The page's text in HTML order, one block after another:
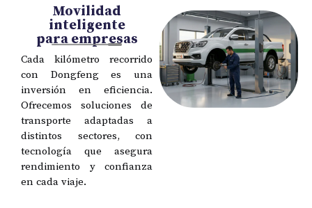
Movilidad
inteligente
para empresas
Cada kilómetro recorrido
con Dongfeng es una
inversión en eficiencia.
Ofrecemos soluciones de
transporte adaptadas a
distintos sectores, con
tecnología que asegura
rendimiento y confianza
en cada viaje.